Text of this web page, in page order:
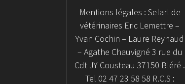
Mentions légales : Selarl de
vétérinaires Eric Lemettre –
Yvan Cochin – Laure Reynaud
– Agathe Chauvigné 3 rue du
Cdt JY Cousteau 37150 Bléré .
Tel 02 47 23 58 58 R.C.S :